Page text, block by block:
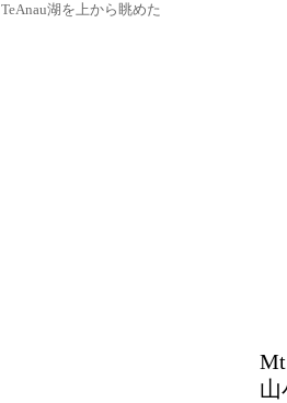
TeAnau湖を上から眺めた
山